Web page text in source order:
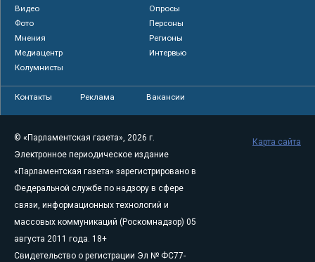
Видео
Опросы
Фото
Персоны
Мнения
Регионы
Медиацентр
Интервью
Колумнисты
Контакты Реклама Вакансии
© «Парламентская газета», 2026 г.
Электронное периодическое издание
«Парламентская газета» зарегистрировано в
Федеральной службе по надзору в сфере
связи, информационных технологий и
массовых коммуникаций (Роскомнадзор) 05
августа 2011 года. 18+
Свидетельство о регистрации Эл № ФС77-
Карта сайта